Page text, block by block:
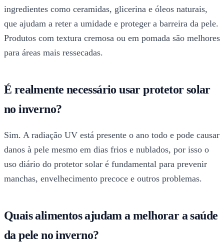
ingredientes como ceramidas, glicerina e óleos naturais,
que ajudam a reter a umidade e proteger a barreira da pele.
Produtos com textura cremosa ou em pomada são melhores
para áreas mais ressecadas.
É realmente necessário usar protetor solar
no inverno?
Sim. A radiação UV está presente o ano todo e pode causar
danos à pele mesmo em dias frios e nublados, por isso o
uso diário do protetor solar é fundamental para prevenir
manchas, envelhecimento precoce e outros problemas.
Quais alimentos ajudam a melhorar a saúde
da pele no inverno?